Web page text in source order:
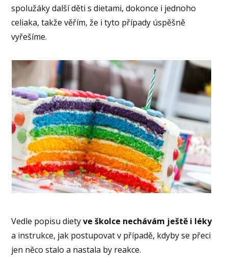
spolužáky další děti s dietami, dokonce i jednoho
celiaka, takže věřím, že i tyto případy úspěšně
vyřešíme.
Vedle popisu dietyve školce nechávám ještě i léky
a instrukce, jak postupovat v případě, kdyby se přeci
jen něco stalo a nastala by reakce.